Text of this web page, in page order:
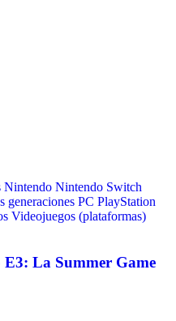
Nintendo Nintendo Switch
generaciones PC PlayStation
Videojuegos (plataformas)
La Summer Game